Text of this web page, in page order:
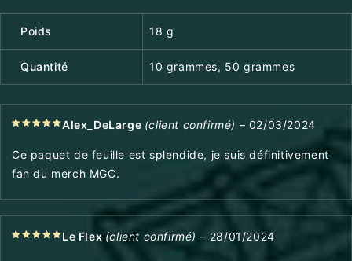
Poids 18 g
Quantité 10 grammes, 50 grammes
Alex_DeLarge (client confirmé) – 02/03/2024
Ce paquet de feuille est splendide, je suis définitivement
fan du merch MGC.
Le Flex (client confirmé) – 28/01/2024